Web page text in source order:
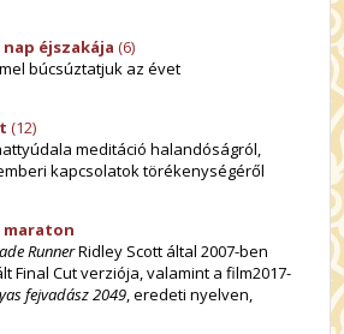
nap éjszakája (6)
búcsúztatjuk az évet
(12)
meditáció halandóságról,
kapcsolatok törékenységéről
maraton
RunnerRidley Scott által 2007-ben
Final Cut verziója, valamint a film2017-
fejvadász 2049, eredeti nyelven,